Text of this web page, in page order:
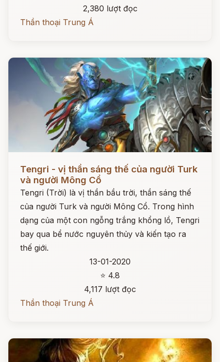
2,380 lượt đọc
Thần thoại Trung Á
Tengri - vị thần sáng thế của người Turk
và người Mông Cổ
Tengri (Trời) là vị thần bầu trời, thần sáng thế
của người Turk và người Mông Cổ. Trong hình
dạng của một con ngỗng trắng khổng lồ, Tengri
bay qua bể nước nguyên thủy và kiến tạo ra
thế giới.
13-01-2020
⭐ 4.8
4,117 lượt đọc
Thần thoại Trung Á